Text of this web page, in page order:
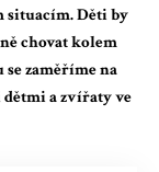
situacím. Děti by
chovat kolem
zaměříme na
dětmi a zvířaty ve